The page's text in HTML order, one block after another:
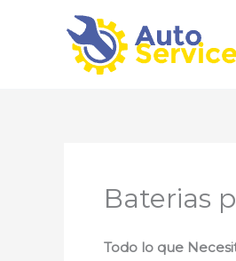
Baterias
Todo lo que